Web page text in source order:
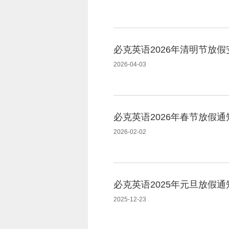
必克英语2026年清明节放假
2026-04-03
必克英语2026年春节放假通
2026-02-02
必克英语2025年元旦放假通
2025-12-23